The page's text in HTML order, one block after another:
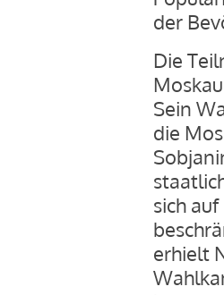
der
Die
Sein
die
sich
erhielt